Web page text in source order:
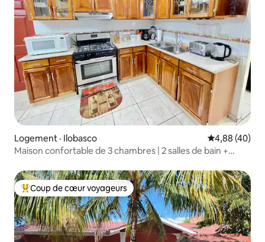
Logement · Ilobasco Note
4,88 (40)
Maison confortable de 3 chambres | 2 salles de bain +
Coup de cœur voyageurs parmi les plus aimés
Coup de cœur voyageurs